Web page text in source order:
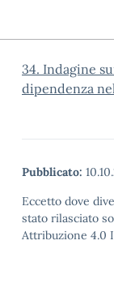
34. Indagine
dipendenza
Pubblicato:
Eccetto dove
stato rilasciato
Attribuzione 4.0